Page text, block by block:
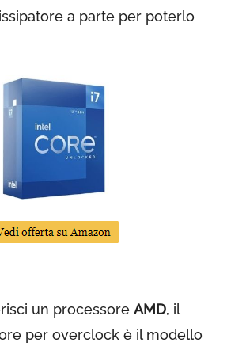
a parte per poterlo
un processoreAMD, il
per overclock è il modello